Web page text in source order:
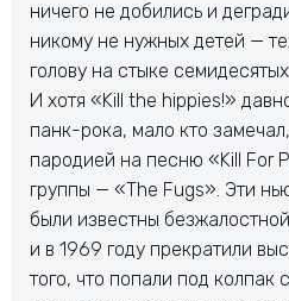
ничего не добились и
никому не нужных детей —
голову на стыке
И хотя «Kill the hippies!»
панк-рока, мало кто
пародией на песню «Kill For
группы — «The Fugs». Эти
были известны
и в 1969 году прекратили
того, что попали под